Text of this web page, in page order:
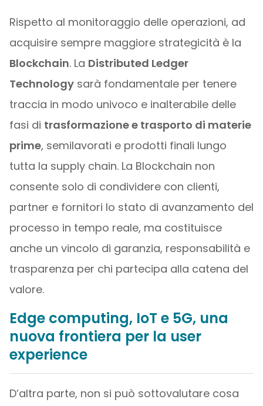
Rispetto al monitoraggio delle operazioni, ad
acquisire sempre maggiore strategicità è la
Blockchain. La Distributed Ledger
Technologysarà fondamentale per tenere
traccia in modo univoco e inalterabile delle
fasi di trasformazione e trasporto di materie
prime, semilavorati e prodotti finali lungo
tutta la supply chain. La Blockchain non
consente solo di condividere con clienti,
partner e fornitori lo stato di avanzamento del
processo in tempo reale, ma costituisce
anche un vincolo di garanzia, responsabilità e
trasparenza per chi partecipa alla catena del
valore.
Edge computing, IoT e 5G, una
nuova frontiera per la user
experience
D’altra parte, non si può sottovalutare cosa